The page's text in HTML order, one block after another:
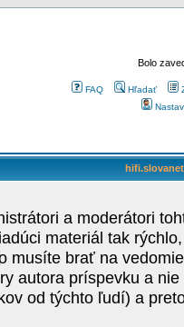
Bolo
FAQ Hľadať
a moderátori
materiál tak
musíte brať na
autora príspevku a
od týchto ľudí) a